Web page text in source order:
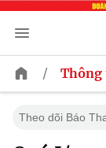
/ Thông
Theo dõi Báo